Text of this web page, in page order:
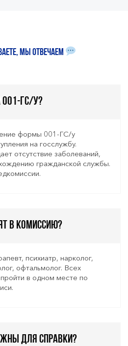
мы отвечаем
001-ГС/у?
формы 001-ГС/у
на госслужбу.
отсутствие заболеваний,
гражданской службы.
в комиссию?
психиатр, нарколог,
офтальмолог. Всех
в одном месте по
для справки?